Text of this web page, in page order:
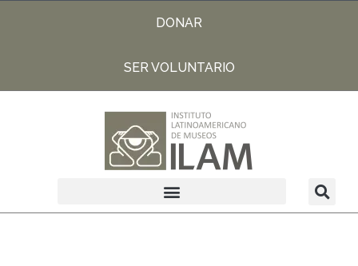
DONAR
SER VOLUNTARIO